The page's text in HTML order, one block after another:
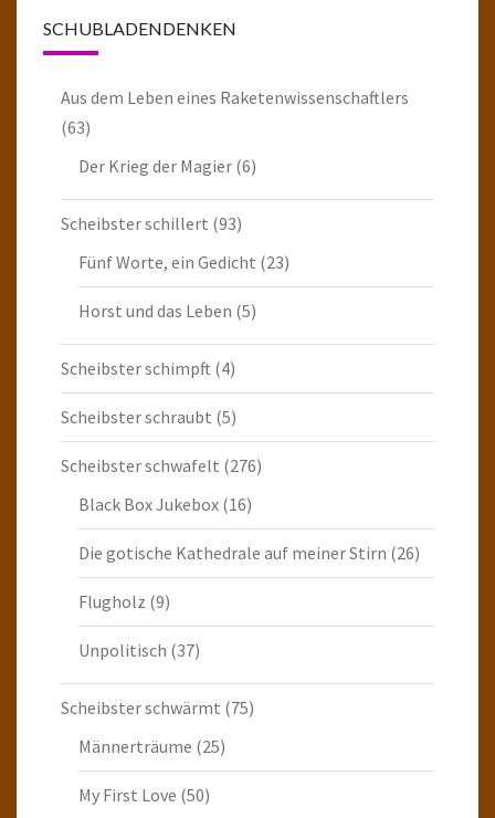
SCHUBLADENDENKEN
Aus dem Leben eines Raketenwissenschaftlers
(63)
Der Krieg der Magier (6)
Scheibster schillert (93)
Fünf Worte, ein Gedicht (23)
Horst und das Leben (5)
Scheibster schimpft (4)
Scheibster schraubt (5)
Scheibster schwafelt (276)
Black Box Jukebox (16)
Die gotische Kathedrale auf meiner Stirn (26)
Flugholz (9)
Unpolitisch (37)
Scheibster schwärmt (75)
Männerträume (25)
My First Love (50)